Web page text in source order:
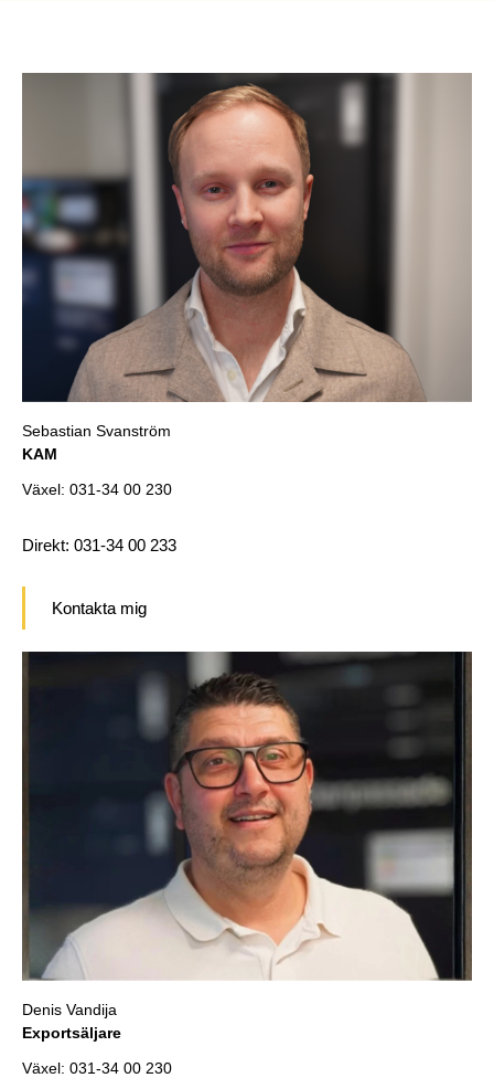
Sebastian Svanström
KAM
Växel: 031-34 00 230
Direkt: 031-34 00 233
Kontakta mig
Denis Vandija
Exportsäljare
Växel: 031-34 00 230